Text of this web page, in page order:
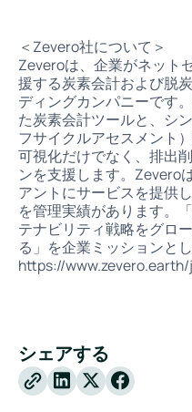
シェアする
X
Facebook
＜Zevero社について＞
Zeveroは、企業がネット
援する炭素会計および脱
ディングカンパニーです
た炭素会計ツールと、シ
フサイクルアセスメント
可視化だけでなく、排出
ンを支援します。Zevero
アントにサービスを提供
を管理実績があります。
テナビリティ戦略をグロ
る」を企業ミッションと
https://www.zevero.earth/